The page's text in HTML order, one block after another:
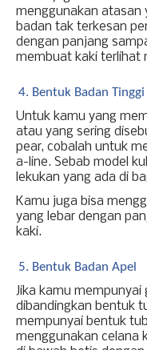
menggunakan atasan
badan tak terkesan
dengan panjang
membuat kaki terlihat
Bentuk Badan
Untuk kamu yang
atau yang sering
pear, cobalah untuk
a-line. Sebab model
lekukan yang ada di
Kamu juga bisa
yang lebar dengan
kaki.
Bentuk Badan Apel
Jika kamu mempunyai
dibandingkan bentuk
mempunyai bentuk
menggunakan celana